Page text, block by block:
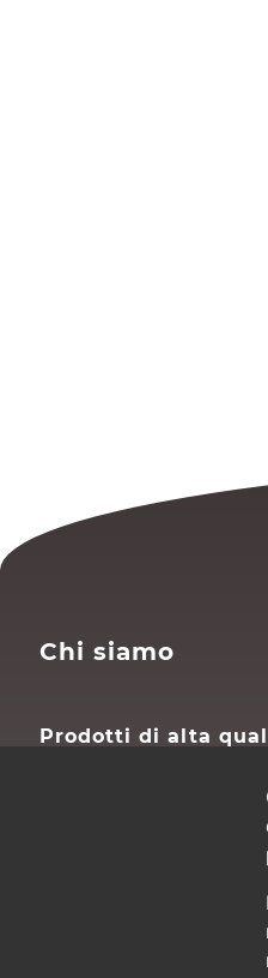
Chi siamo
Prodotti di alta
i tuoi documenti
Converti i tuoi PDF
gratuitamente, in